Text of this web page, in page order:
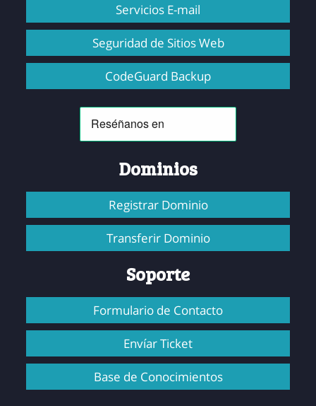
Servicios E-mail
Seguridad de Sitios Web
CodeGuard Backup
Dominios
Registrar Dominio
Transferir Dominio
Soporte
Formulario de Contacto
Envíar Ticket
Base de Conocimientos